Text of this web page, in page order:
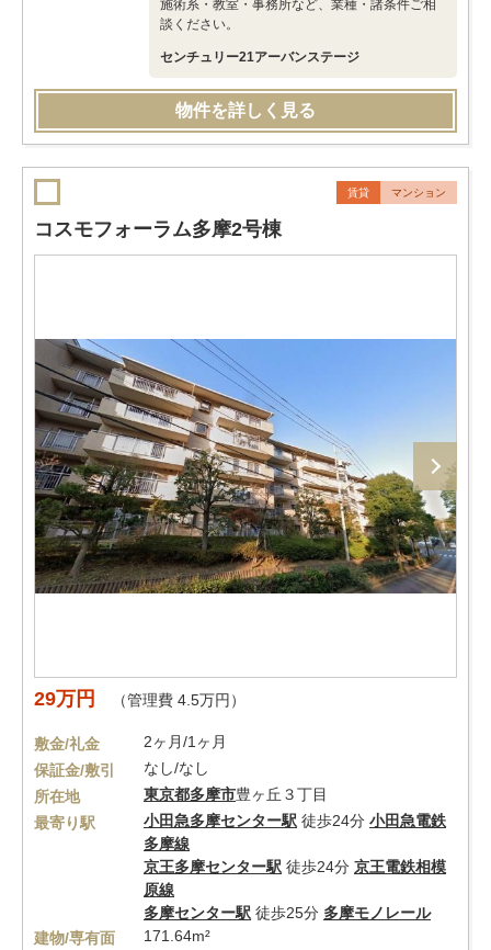
施術系・教室・事務所など、業種・諸条件ご相
談ください。
センチュリー21アーバンステージ
物件を詳しく見る
賃貸 マンション
コスモフォーラム多摩2号棟
29万円 （管理費 4.5万円）
敷金/礼金
2ヶ月/1ヶ月
保証金/敷引
なし/なし
所在地
東京都多摩市豊ヶ丘３丁目
最寄り駅
小田急多摩センター駅 徒歩24分 小田急電鉄
多摩線
京王多摩センター駅 徒歩24分 京王電鉄相模
原線
多摩センター駅 徒歩25分 多摩モノレール
建物/専有面
171.64m²